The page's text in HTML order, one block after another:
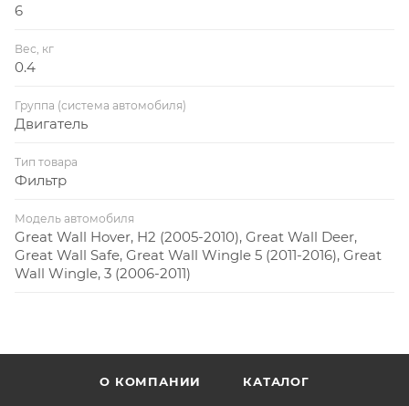
6
Вес, кг
0.4
Группа (система автомобиля)
Двигатель
Тип товара
Фильтр
Модель автомобиля
Great Wall Hover, H2 (2005-2010), Great Wall Deer,
Great Wall Safe, Great Wall Wingle 5 (2011-2016), Great
Wall Wingle, 3 (2006-2011)
О КОМПАНИИ КАТАЛОГ